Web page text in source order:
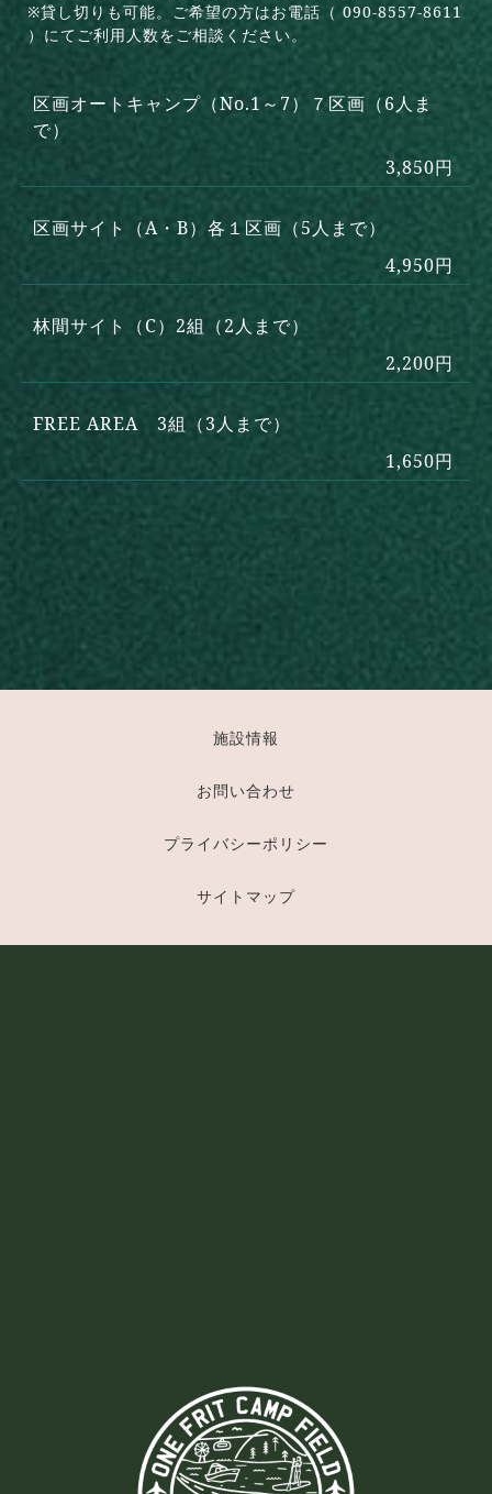
※貸し切りも可能。ご希望の方はお電話（ 090-8557-8611
）にてご利用人数をご相談ください。
区画オートキャンプ（No.1～7）７区画（6人ま
で）
3,850円
区画サイト（A・B）各１区画（5人まで）
4,950円
林間サイト（C）2組（2人まで）
2,200円
FREE AREA 3組（3人まで）
1,650円
施設情報
お問い合わせ
プライバシーポリシー
サイトマップ